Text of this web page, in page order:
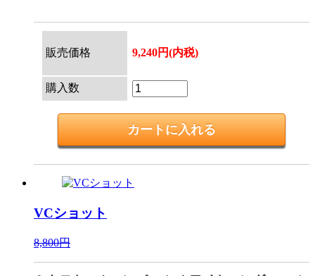
販売価格 9,240円(内税)
購入数
VCショット
8,800円